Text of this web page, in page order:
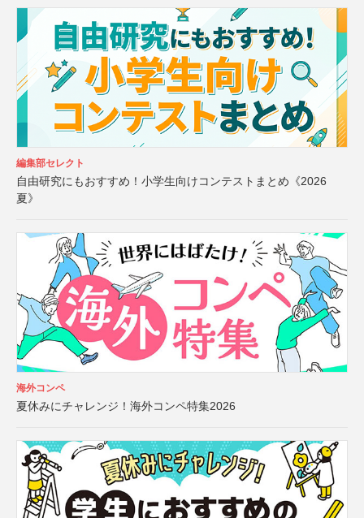
編集部セレクト
自由研究にもおすすめ！小学生向けコンテストまとめ《2026
夏》
海外コンペ
夏休みにチャレンジ！海外コンペ特集2026